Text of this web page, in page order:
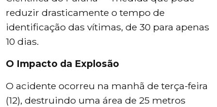
reduzir drasticamente o tempo de
identificação das vítimas, de 30 para apenas
10 dias.
O Impacto da Explosão
O acidente ocorreu na manhã de terça-feira
(12), destruindo uma área de 25 metros